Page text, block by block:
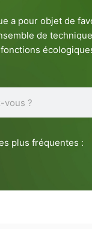
a pour objet de
de
plus fréquentes :